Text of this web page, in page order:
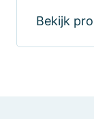
Bekijk